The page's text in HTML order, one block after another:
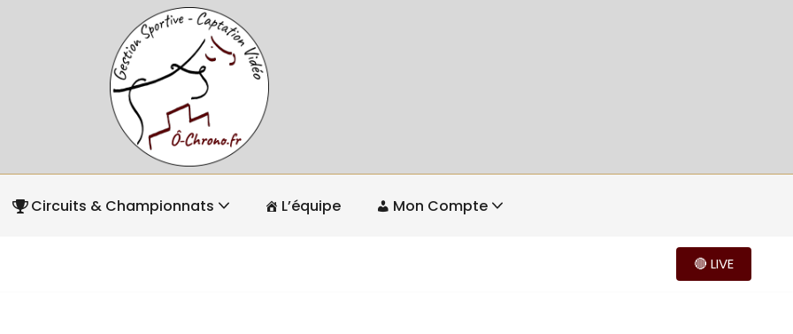
Circuits & Championnats L’équipe Mon Compte
🔴 LIVE